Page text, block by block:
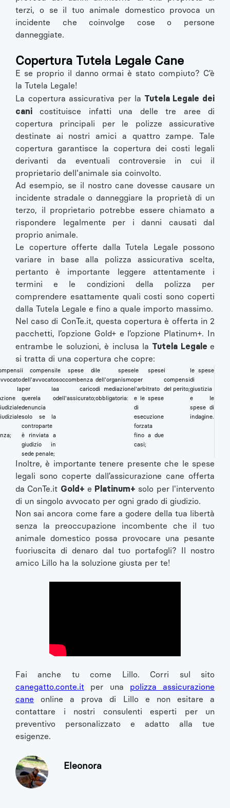
terzi, o se il tuo animale domestico provoca un
incidente che coinvolge cose o persone
danneggiate.
Copertura Tutela Legale Cane
E se proprio il danno ormai è stato compiuto? C’è
la Tutela Legale!
La copertura assicurativa per la Tutela Legale dei
cani costituisce infatti una delle tre aree di
copertura principali per le polizze assicurative
destinate ai nostri amici a quattro zampe. Tale
copertura garantisce la copertura dei costi legali
derivanti da eventuali controversie in cui il
proprietario dell'animale sia coinvolto.
Ad esempio, se il nostro cane dovesse causare un
incidente stradale o danneggiare la proprietà di un
terzo, il proprietario potrebbe essere chiamato a
rispondere legalmente per i danni causati dal
proprio animale.
Le coperture offerte dalla Tutela Legale possono
variare in base alla polizza assicurativa scelta,
pertanto è importante leggere attentamente i
termini e le condizioni della polizza per
comprendere esattamente quali costi sono coperti
dalla Tutela Legale e fino a quale importo massimo.
Nel caso di ConTe.it, questa copertura è offerta in 2
pacchetti, l’opzione Gold+ e l’opzione Platinum+. In
entrambe le soluzioni, è inclusa la Tutela Legale e
si tratta di una copertura che copre:
la
i compensi
dell'avvocato
per la
querela o
denuncia
solo se la
controparte
è rinviata a
giudizio in
sede penale;
le spese di
soccombenza
a carico
dell'assicurato;
le spese
dell'organismo
di mediazione
obbligatoria:
le spese
per
l'arbitrato
e le spese
di
esecuzione
forzata
fino a due
casi;
i
compensi
del perito;
le spese
di
giustizia
e le
spese di
indagine.
Inoltre, è importante tenere presente che le spese
legali sono coperte dall’assicurazione cane offerta
da ConTe.it Gold+ e Platinum+ solo per l'intervento
di un singolo avvocato per ogni grado di giudizio.
Non sai ancora come fare a godere della tua libertà
senza la preoccupazione incombente che il tuo
animale domestico possa provocare una pesante
fuoriuscita di denaro dal tuo portafogli? Il nostro
amico Lillo ha la soluzione giusta per te!
Fai anche tu come Lillo. Corri sul sito
canegatto.conte.it per una polizza assicurazione
cane online a prova di Lillo e non esitare a
contattare i nostri consulenti esperti per un
preventivo personalizzato e adatto alla tue
esigenze.
Eleonora